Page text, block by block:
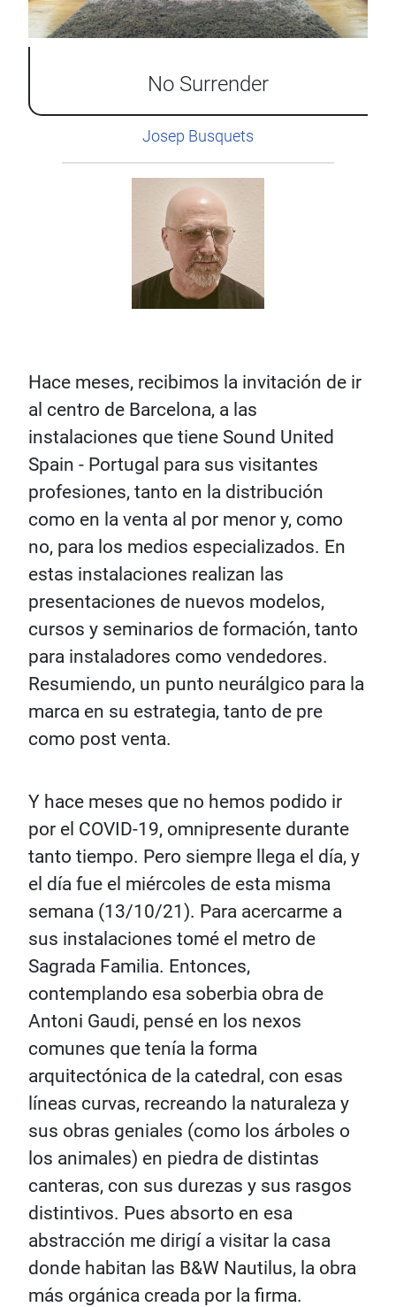
No Surrender
Josep Busquets
Hace meses, recibimos la invitación de ir
al centro de Barcelona, a las
instalaciones que tiene Sound United
Spain - Portugal para sus visitantes
profesiones, tanto en la distribución
como en la venta al por menor y, como
no, para los medios especializados. En
estas instalaciones realizan las
presentaciones de nuevos modelos,
cursos y seminarios de formación, tanto
para instaladores como vendedores.
Resumiendo, un punto neurálgico para la
marca en su estrategia, tanto de pre
como post venta.
Y hace meses que no hemos podido ir
por el COVID-19, omnipresente durante
tanto tiempo. Pero siempre llega el día, y
el día fue el miércoles de esta misma
semana (13/10/21). Para acercarme a
sus instalaciones tomé el metro de
Sagrada Familia. Entonces,
contemplando esa soberbia obra de
Antoni Gaudi, pensé en los nexos
comunes que tenía la forma
arquitectónica de la catedral, con esas
líneas curvas, recreando la naturaleza y
sus obras geniales (como los árboles o
los animales) en piedra de distintas
canteras, con sus durezas y sus rasgos
distintivos. Pues absorto en esa
abstracción me dirigí a visitar la casa
donde habitan las B&W Nautilus, la obra
más orgánica creada por la firma.